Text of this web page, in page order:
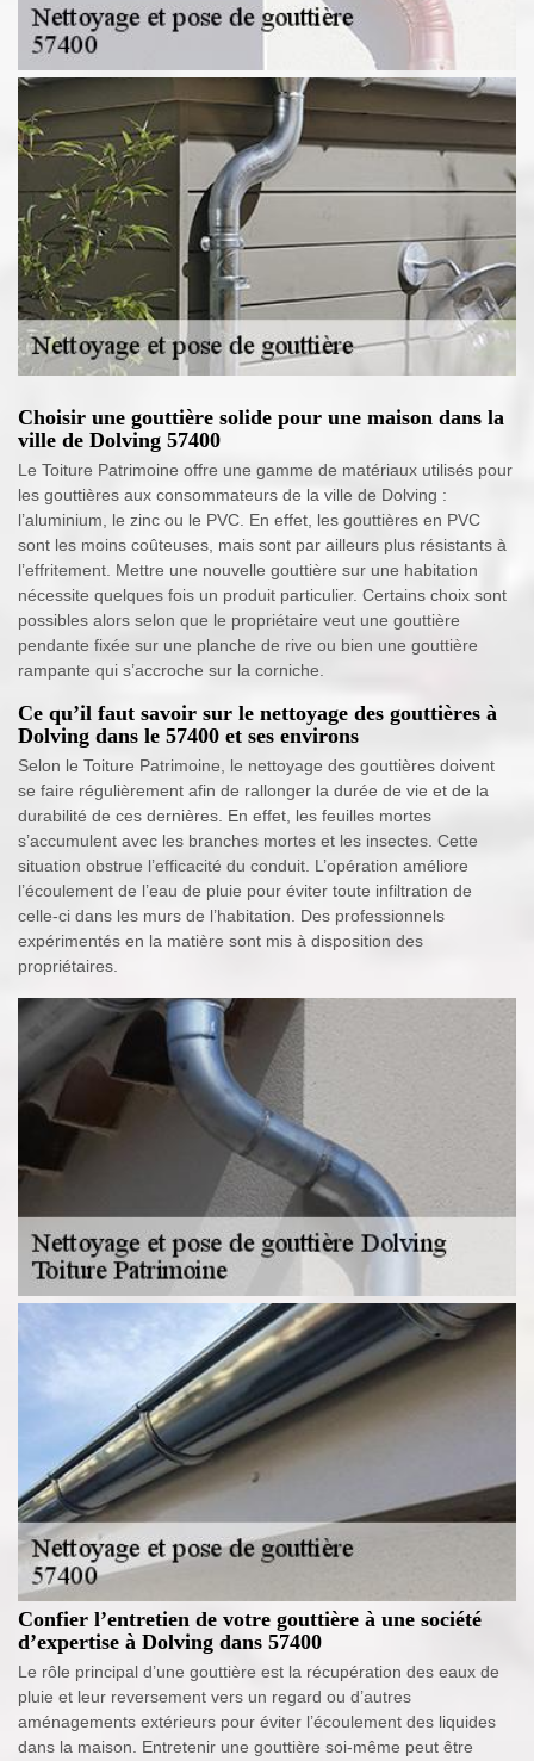
Choisir une gouttière solide pour une maison dans la
ville de Dolving 57400
Le Toiture Patrimoine offre une gamme de matériaux utilisés pour
les gouttières aux consommateurs de la ville de Dolving :
l’aluminium, le zinc ou le PVC. En effet, les gouttières en PVC
sont les moins coûteuses, mais sont par ailleurs plus résistants à
l’effritement. Mettre une nouvelle gouttière sur une habitation
nécessite quelques fois un produit particulier. Certains choix sont
possibles alors selon que le propriétaire veut une gouttière
pendante fixée sur une planche de rive ou bien une gouttière
rampante qui s’accroche sur la corniche.
Ce qu’il faut savoir sur le nettoyage des gouttières à
Dolving dans le 57400 et ses environs
Selon le Toiture Patrimoine, le nettoyage des gouttières doivent
se faire régulièrement afin de rallonger la durée de vie et de la
durabilité de ces dernières. En effet, les feuilles mortes
s’accumulent avec les branches mortes et les insectes. Cette
situation obstrue l’efficacité du conduit. L’opération améliore
l’écoulement de l’eau de pluie pour éviter toute infiltration de
celle-ci dans les murs de l’habitation. Des professionnels
expérimentés en la matière sont mis à disposition des
propriétaires.
Confier l’entretien de votre gouttière à une société
d’expertise à Dolving dans 57400
Le rôle principal d’une gouttière est la récupération des eaux de
pluie et leur reversement vers un regard ou d’autres
aménagements extérieurs pour éviter l’écoulement des liquides
dans la maison. Entretenir une gouttière soi-même peut être